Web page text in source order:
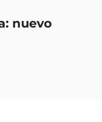
nuevo